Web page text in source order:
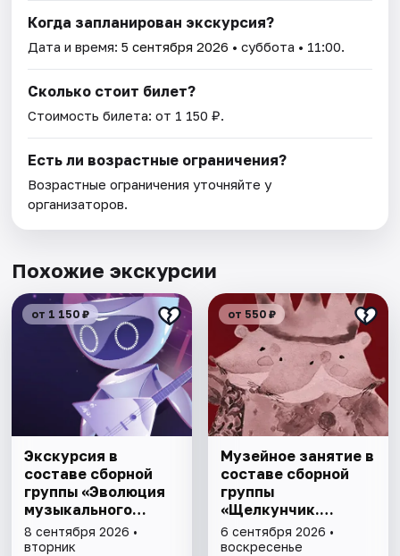
Когда запланирован экскурсия?
Дата и время:5 сентября 2026 • суббота • 11:00.
Сколько стоит билет?
Стоимость билета: от 1 150 ₽.
Есть ли возрастные ограничения?
Возрастные ограничения уточняйте у
организаторов.
Похожие экскурсии
от 1 150 ₽
Экскурсия в
составе сборной
группы «Эволюция
музыкального
талантa»
8 сентября 2026 •
вторник
от 550 ₽
Музейное занятие в
составе сборной
группы
«Щелкунчик.
Загадки Мышиного
кoроля»
6 сентября 2026 •
воскресенье